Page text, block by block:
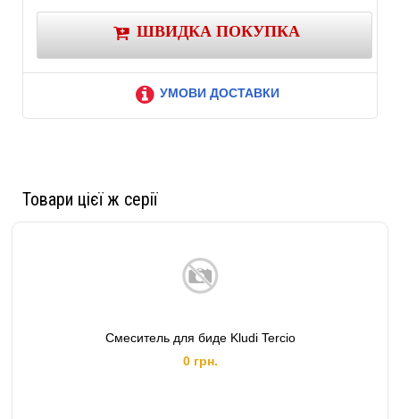
ШВИДКА ПОКУПКА
УМОВИ ДОСТАВКИ
Товари цієї ж серії
Смеситель для биде Kludi Tercio
0 грн.